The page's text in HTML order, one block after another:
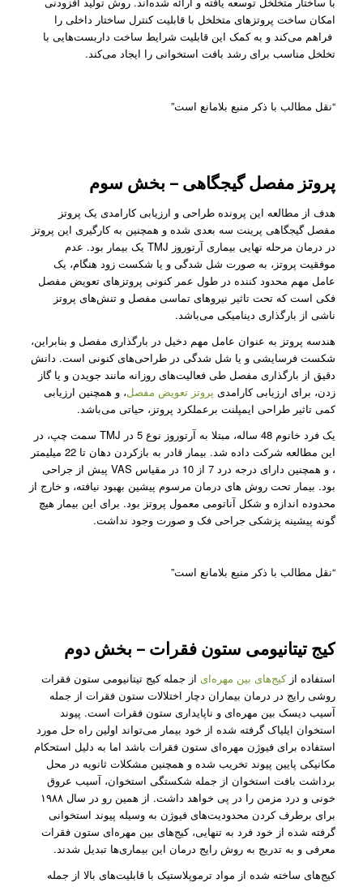
امکان ساخت پروتز‌‌های متخلخل با قابلیت کنترل ساختار داخلی را
فراهم می‌کند و به کمک این قابلیت شرایط ساخت داربست‌هایی با
تخلخل مناسب برای رشد بافت استخوانی را ایجاد می‌کند.
“نقل مطالب با ذکر منبع بلامانع است”
پروتز مفصل گیجگاهی – بخش سوم
هدف از مطالعه این پرونده طراحی و ارزیابی کارامدی یک پروتز
مفصل گیجگاهی پرینت سه بعدی شده و همچنین به کارگیری این پروتز
در درمان مرحله نهایی بیماری آرتوروز TMJ یک بیمار بود. عدم
موفقیت پروتز، به صورت شل شدگی و یا شکست زود هنگام، یک
عامل مهم محدود کننده در طول عمر کنونی پروتزهای تعویض مفصل
فکی است که تحت تاثیر نیرو‌های تماسی مفصل و تنش‌های پروتز
ناشی از بارگذاری دینامیکی می‌باشد.
هندسه پروتز به عنوان عامل مهم دخیل در بارگذاری مفصل و بنابراین،
شکست فرسایشی و یا شل شدگی در طراحی‌های کنونی است. دانش
دقیق از بارگذاری مفصل طی فعالیت‌های روزانه مانند جویدن و یا گاز
زدن، برای ارزیابی کارامدی پروتز تعویض مفصل، و همچنین ارزیابی
کمی تاثیر طراحی ایمپلنت برعملکرد پروتز، حیاتی می‌باشد.
یک فرد خانوم 48 ساله، مبتلا به آرتوروز نوع 5 در TMJ سمت چپ، در
این مطالعه شرکت داده شد. بیمار قادر به بازکردن دهان تا 22 میلیمتر
، و همچنین دارای درجه درد 7 از 10 در مقیاس VAS پیش از جراحی
بود. بیمار تحت روش ‌های درمان‌ مرسوم پیشین بهبود نیافته، و خارج از
محدوده اندازه و شکل آناتومی معمول پروتز بود. برای این بیمار هیچ
گونه پیشینه پزشکی جراحی فک و صورت وجود نداشت.
“نقل مطالب با ذکر منبع بلامانع است”
کیج تیتانیومی ستون فقرات – بخش دوم
استفاده ازکیج‌های بین مهره‌ایاز جمله کیج تیتانیومی ستون فقرات
روشی رایج در درمان بیمار‌ان دچار اختلالات ستون فقرات از جمله
آسیب دیسک بین مهره‌ای و ناپایداری ستون فقرات است. پیوند
استخوان ایلیاک گرفته شده از خود بیمار می‌تواند اولین راه حل مورد
استفاده برای فیوژن مهر‌ه‌ای ستون فقرات باشد اما به دلیل استحکام
مکانیکی پایین پیوند تخریب ‌شده و همچنین مشکلات ثانویه در محل
برداشت بافت استخوان از جمله شکستگی استخوان، آسیب عروق
خونی و درد مزمن را در پی خواهد داشت. از همین رو در سال ۱۹۸۸
برای برطرف کردن محدودیت‌های فیوژن به وسیله پیوند استخوانی
گرفته شده از خود فرد به تنهایی، کیج‌های بین مهره‌ای ستون فقرات
معرفی و به تدریج به روش رایج درمان این بیماری‌ها تبدیل شدند.
کیج‌های ساخته شده از مواد ترموپلاستیک با قابلیت‌های بالا از جمله